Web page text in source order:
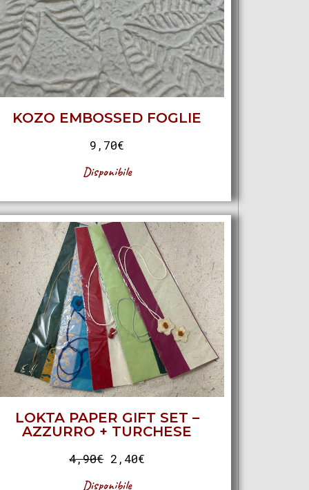
KOZO EMBOSSED FOGLIE
9,70€
Disponibile
LOKTA PAPER GIFT SET –
AZZURRO + TURCHESE
4,90€ 2,40€
Disponibile